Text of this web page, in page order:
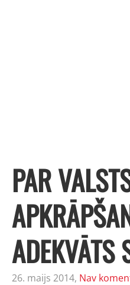
PAR
ADEKVĀTS
26. maijs 2014, Nav